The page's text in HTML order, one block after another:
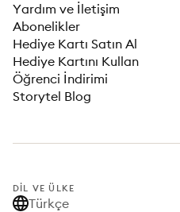
Yardım ve İletişim
Abonelikler
Hediye Kartı Satın Al
Hediye Kartını Kullan
Öğrenci İndirimi
Storytel Blog
DIL VE ÜLKE
Türkçe